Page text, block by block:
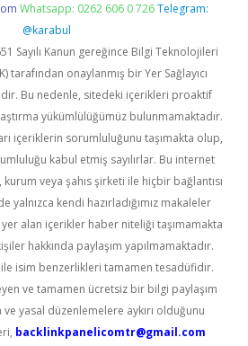
Whatsapp: 0262 606 0 726 Telegram:
@karabul
Sayılı Kanun gereğince Bilgi Teknolojileri
tarafından onaylanmış bir Yer Sağlayıcı
Bu nedenle, sitedeki içerikleri proaktif
yükümlülüğümüz bulunmamaktadır.
içeriklerin sorumluluğunu taşımakta olup,
kabul etmiş sayılırlar. Bu internet
veya şahıs şirketi ile hiçbir bağlantısı
yalnızca kendi hazırladığımız makaleler
alan içerikler haber niteliği taşımamakta
hakkında paylaşım yapılmamaktadır.
isim benzerlikleri tamamen tesadüfidir.
ve tamamen ücretsiz bir bilgi paylaşım
yasal düzenlemelere aykırı olduğunu
backlinkpanelicomtr@gmail.com